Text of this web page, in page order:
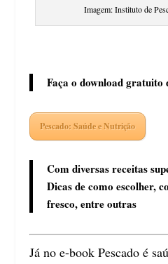
Imagem: Instituto de
Faça o download gratuito
Pescado: Saúde e Nutrição
Com diversas receitas
Dicas de como escolher,
fresco, entre outras
Já no e-book Pescado é